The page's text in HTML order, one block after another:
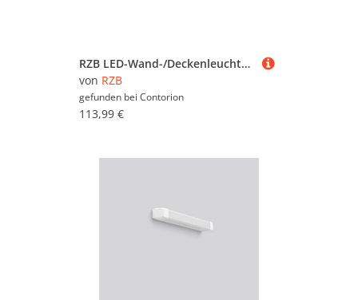
RZB LED-Wand-/Deckenleuchte 3000K D300 H65 312084.002.1
von RZB
gefunden bei Contorion
113,99 €